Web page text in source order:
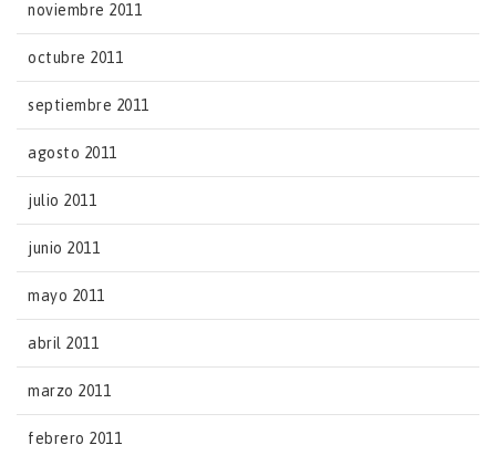
noviembre 2011
octubre 2011
septiembre 2011
agosto 2011
julio 2011
junio 2011
mayo 2011
abril 2011
marzo 2011
febrero 2011